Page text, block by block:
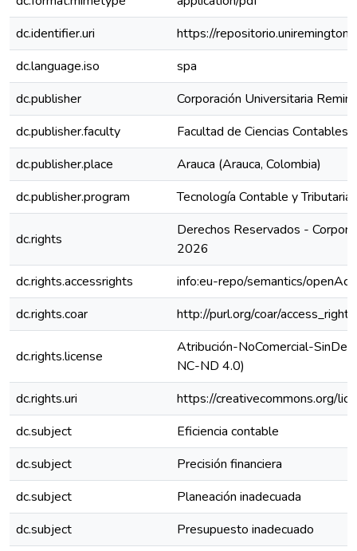
dc.identifier.uri
https://
dc.language.iso
spa
dc.publisher
Corporación Universitaria
dc.publisher.faculty
Facultad de Ciencias Contables
dc.publisher.place
Arauca (Arauca, Colombia)
dc.publisher.program
Tecnología Contable y Tributaria
dc.rights
Derechos Reservados -
2026
dc.rights.accessrights
info:eu-repo/semantics/
dc.rights.coar
http://purl.org/coar/
dc.rights.license
Atribución-NoComercial-
NC-ND 4.0)
dc.rights.uri
https://creativecommons.org/
dc.subject
Eficiencia contable
dc.subject
Precisión financiera
dc.subject
Planeación inadecuada
dc.subject
Presupuesto inadecuado